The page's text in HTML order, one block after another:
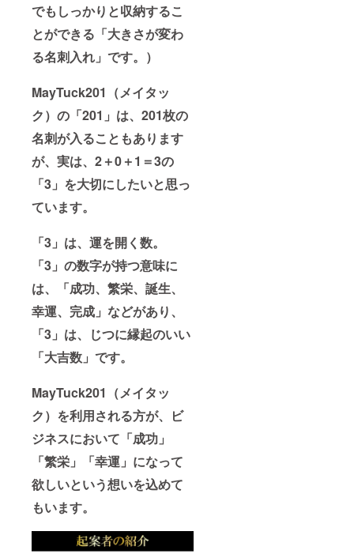
でもしっかりと収納するこ
とができる「大きさが変わ
る名刺入れ」です。）
MayTuck201（メイタッ
ク）の「201」は、201枚の
名刺が入ることもあります
が、実は、2＋0＋1＝3の
「3」を大切にしたいと思っ
ています。
「3」は、運を開く数。
「3」の数字が持つ意味に
は、「成功、繁栄、誕生、
幸運、完成」などがあり、
「3」は、じつに縁起のいい
「大吉数」です。
MayTuck201（メイタッ
ク）を利用される方が、ビ
ジネスにおいて「成功」
「繁栄」「幸運」になって
欲しいという想いを込めて
もいます。